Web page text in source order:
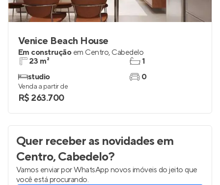
Venice Beach House
Em construção em Centro, Cabedelo
23 m²
studio
1
0
Venda a partir de
R$ 263.700
Quer receber as novidadesem
Centro, Cabedelo?
Vamos enviar por WhatsApp novos imóveis do jeito que
você está procurando.